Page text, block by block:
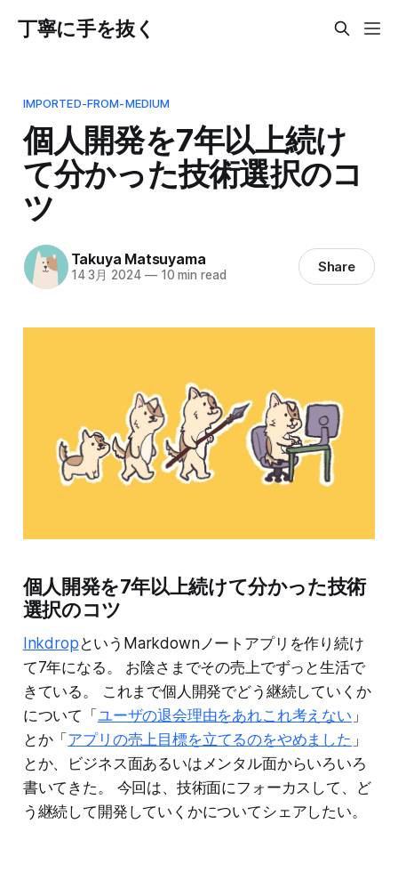
丁寧に手を抜く
IMPORTED-FROM-MEDIUM
個人開発を7年以上続け
て分かった技術選択のコ
ツ
Takuya Matsuyama
14 3月 2024 —10 min read Share
個人開発を7年以上続けて分かった技術
選択のコツ
Inkdrop というMarkdownノートアプリを作り続け
て7年になる。 お陰さまでその売上でずっと生活で
きている。 これまで個人開発でどう継続していくか
について「ユーザの退会理由をあれこれ考えない 」
とか「アプリの売上目標を立てるのをやめました 」
とか、ビジネス面あるいはメンタル面からいろいろ
書いてきた。 今回は、技術面にフォーカスして、ど
う継続して開発していくかについてシェアしたい。